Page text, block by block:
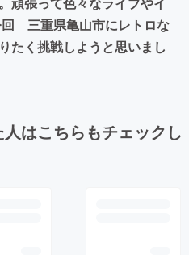
三重県亀山市にレトロな
たく挑戦しようと思いまし
はこちらもチェックし